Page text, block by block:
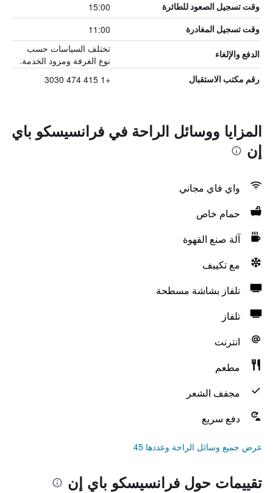
وقت تسجيل الصعود للطائرة 15:00
وقت تسجيل المغادرة 11:00
الدفع والإلغاء
تختلف السياسات حسب
نوع الغرفة ومزود الخدمة.
رقم مكتب الاستقبال +1 415 474 3030
المزايا ووسائل الراحة في فرانسيسكو باي
إن
واي فاي مجاني
حمام خاص
آلة صنع القهوة
مع تكييف
تلفاز بشاشة مسطحة
تلفاز
انترنت
مطعم
مجفف الشعر
دفع سريع
عرض جميع وسائل الراحة وعددها 45
تقييمات حول فرانسيسكو باي إن